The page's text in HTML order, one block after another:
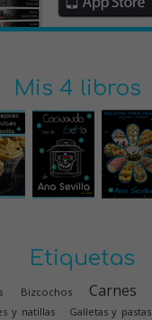
Mis 4 libros
Etiquetas
Bizcochos Carnes
y natillas Galletas y pastas